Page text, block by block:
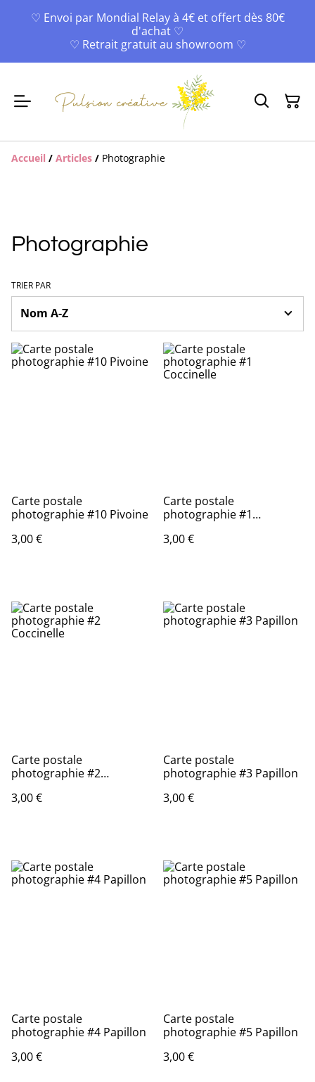
♡ Envoi par Mondial Relay à 4€ et offert dès 80€
d'achat ♡
♡ Retrait gratuit au showroom ♡
Accueil / Articles / Photographie
Photographie
TRIER PAR
Carte postale
photographie #10 Pivoine
3,00 €
Carte postale
photographie #1
3,00 €
Carte postale
photographie #2
3,00 €
Carte postale
photographie #3 Papillon
3,00 €
Carte postale
photographie #4 Papillon
3,00 €
Carte postale
photographie #5 Papillon
3,00 €